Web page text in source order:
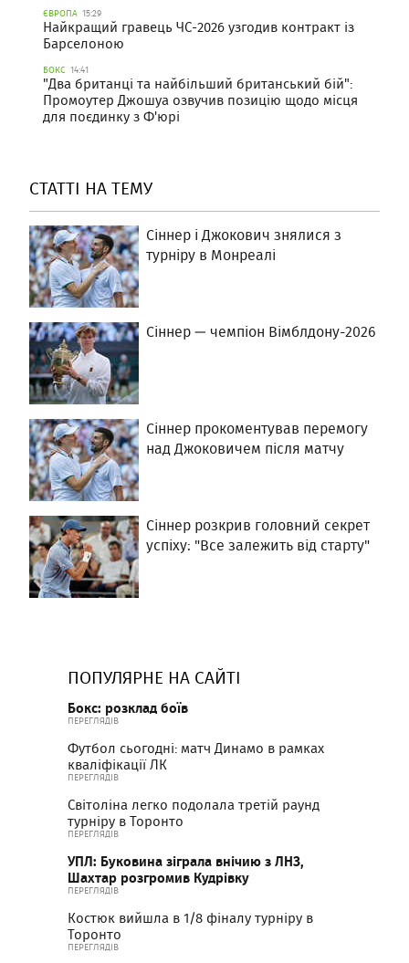
ЄВРОПА 15:29
Найкращий гравець ЧС-2026 узгодив контракт із
Барселоною
БОКС 14:41
"Два британці та найбільший британський бій":
Промоутер Джошуа озвучив позицію щодо місця
для поєдинку з Ф'юрі
СТАТТІ НА ТЕМУ
Сіннер і Джокович знялися з
турніру в Монреалі
Сіннер — чемпіон Вімблдону-2026
Сіннер прокоментував перемогу
над Джоковичем після матчу
Сіннер розкрив головний секрет
успіху: "Все залежить від старту"
ПОПУЛЯРНЕ НА САЙТІ
Бокс: розклад боїв
ПЕРЕГЛЯДІВ
Футбол сьогодні: матч Динамо в рамках
кваліфікації ЛК
ПЕРЕГЛЯДІВ
Світоліна легко подолала третій раунд
турніру в Торонто
ПЕРЕГЛЯДІВ
УПЛ: Буковина зіграла внічию з ЛНЗ,
Шахтар розгромив Кудрівку
ПЕРЕГЛЯДІВ
Костюк вийшла в 1/8 фіналу турніру в
Торонто
ПЕРЕГЛЯДІВ